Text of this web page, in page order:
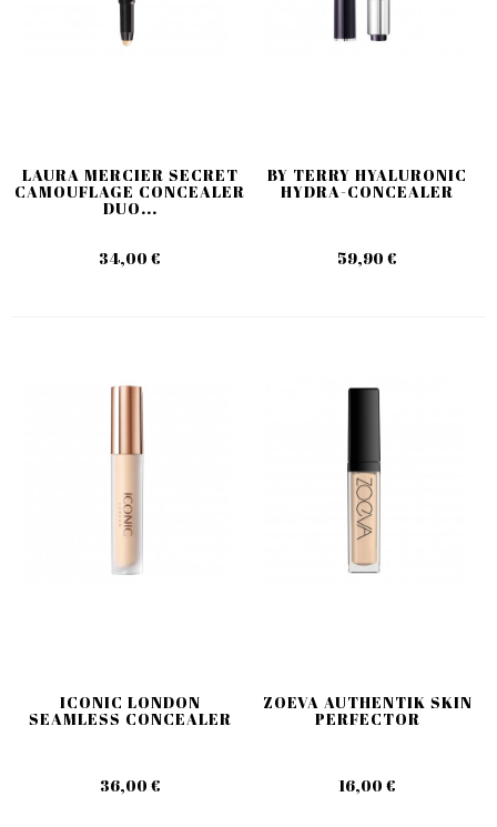
LAURA MERCIER SECRET
CAMOUFLAGE CONCEALER
DUO...
34,00 €
BY TERRY HYALURONIC
HYDRA-CONCEALER
59,90 €
ICONIC LONDON
SEAMLESS CONCEALER
36,00 €
ZOEVA AUTHENTIK SKIN
PERFECTOR
16,00 €